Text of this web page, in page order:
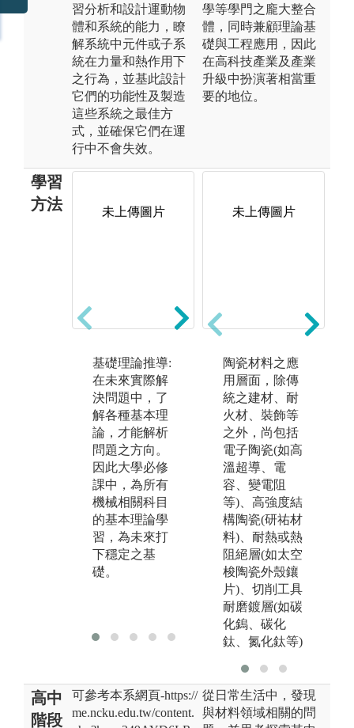
習分析和設計運動物
體和系統的能力，瞭
解系統中元件或子系
統在力量和熱作用下
之行為，並基此設計
它們的功能性及製造
這些系統之最佳方
式，並確保它們在運
行中不會失效。
學等學門之龐大整合
體，同時兼顧理論基
礎與工程應用，因此
在高科技產業及產業
升級中扮演著相當重
要的地位。
學習
方法
未上傳圖片
基礎理論推導:
在未來實際解
決問題中，了
解各種基本理
論，才能解析
問題之方向。
因此大學必修
課中，為所有
機械相關科目
的基本理論學
習，為未來打
下穩定之基
礎。
於高年級課程
中，有所謂之
選修課程，為
特定科目的進
階課程，可由
學生自己選擇
較有興趣之方
向進修，加深
特定科目的程
度與難度
未上傳圖片
陶瓷材料之應
用層面，除傳
統之建材、耐
火材、裝飾等
之外，尚包括
電子陶瓷(如高
溫超導、電
容、變電阻
等)、高強度結
構陶瓷(研祐材
料)、耐熱或熱
阻絕層(如太空
梭陶瓷外殼鑲
片)、切削工具
耐磨鍍層(如碳
化鎢、碳化
鈦、氮化鈦等)
高中
階段
可參考本系網頁-https://
me.ncku.edu.tw/content.
從日常生活中，發現
與材料領域相關的問